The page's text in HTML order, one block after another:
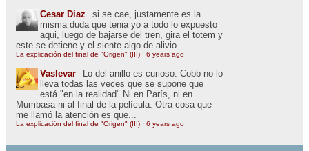
Cesar Diaz
si se cae, justamente es la
misma duda que tenia yo a todo lo expuesto
aqui, luego de bajarse del tren, gira el totem y
este se detiene y el siente algo de alivio
La explicación del final de "Origen" (III) · 6 years ago
Vaslevar
Lo del anillo es curioso. Cobb no lo
lleva todas las veces que se supone que
está "en la realidad" Ni en París, ni en
Mumbasa ni al final de la película. Otra cosa que
me llamó la atención es que...
La explicación del final de "Origen" (III) · 6 years ago